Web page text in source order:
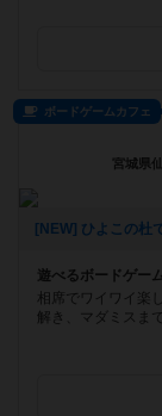
ボードゲームカフェ
宮城県
遊べるボードゲー
相席でワイワイ楽
解き、マダミスま